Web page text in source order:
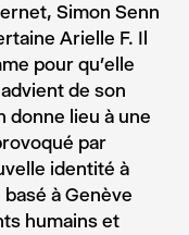
Simon Senn
Arielle F. Il
pour qu’elle
de son
donne lieu à une
par
identité à
à Genève
humains et